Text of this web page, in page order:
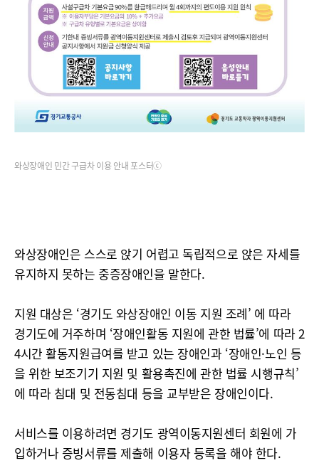
와상장애인 민간 구급차 이용 안내 포스터ⓒ
와상장애인은 스스로 앉기 어렵고 독립적으로 앉은 자세를
유지하지 못하는 중증장애인을 말한다.
지원 대상은 ‘경기도 와상장애인 이동 지원 조례’ 에 따라
경기도에 거주하며 ‘장애인활동 지원에 관한 법률’에 따라 2
4시간 활동지원급여를 받고 있는 장애인과 ‘장애인·노인 등
을 위한 보조기기 지원 및 활용촉진에 관한 법률 시행규칙’
에 따라 침대 및 전동침대 등을 교부받은 장애인이다.
서비스를 이용하려면 경기도 광역이동지원센터 회원에 가
입하거나 증빙서류를 제출해 이용자 등록을 해야 한다.